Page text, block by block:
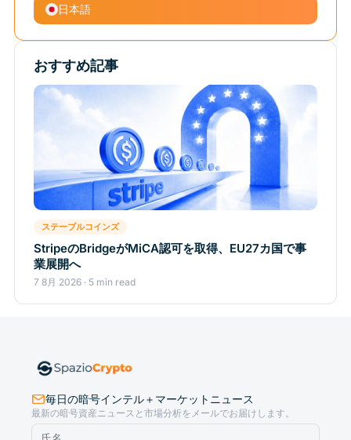
日本語
おすすめ記事
ステーブルコインズ
StripeのBridgeがMiCA認可を取得、EU27カ国で事
業展開へ
7 8月 2026 · 5 min read
毎日の暗号インテル＋マーケットニュース
最新の暗号資産ニュースと市場分析をメールでお届けします。